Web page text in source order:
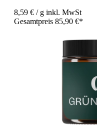
8,59 € / g inkl. MwSt
Gesamtpreis 85,90 €*